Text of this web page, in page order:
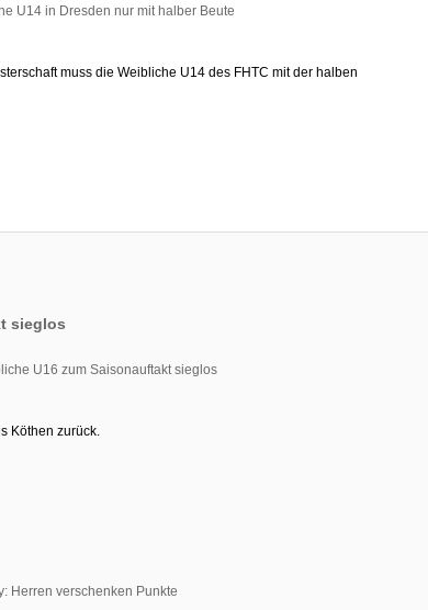
muss die Weibliche U14 des FHTC mit der halben
sieglos
Köthen zurück.